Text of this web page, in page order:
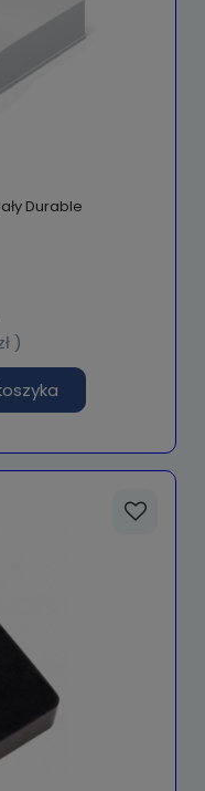
Durable
)